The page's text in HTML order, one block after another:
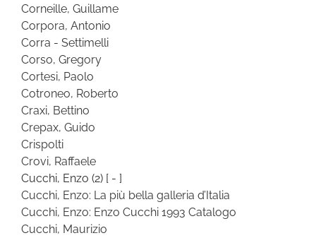
Corneille, Guillame
Corpora, Antonio
Corra - Settimelli
Corso, Gregory
Cortesi, Paolo
Cotroneo, Roberto
Craxi, Bettino
Crepax, Guido
Crispolti
Crovi, Raffaele
Cucchi, Enzo (2) [ - ]
Cucchi, Enzo: La più bella galleria d’Italia
Cucchi, Enzo: Enzo Cucchi 1993 Catalogo
Cucchi, Maurizio